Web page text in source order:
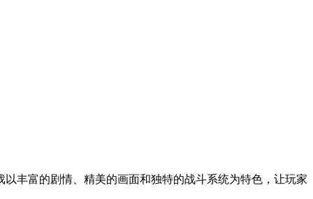
丰富的剧情、精美的画面和独特的战斗系统为特色，让玩家